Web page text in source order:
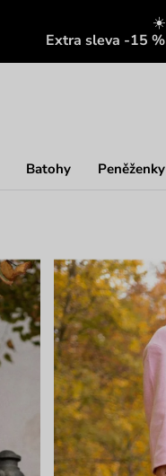
☀️
Extra sleva -15 %
Batohy Peněženky